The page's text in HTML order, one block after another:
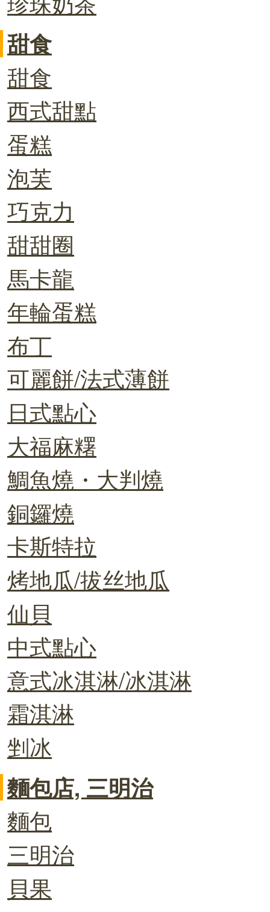
甜食
甜食
西式甜點
蛋糕
泡芙
巧克力
甜甜圈
馬卡龍
年輪蛋糕
布丁
可麗餅/法式薄餅
日式點心
大福麻糬
鯛魚燒・大判燒
銅鑼燒
卡斯特拉
烤地瓜/拔丝地瓜
仙貝
中式點心
意式冰淇淋/冰淇淋
霜淇淋
剉冰
麵包店, 三明治
麵包
三明治
貝果